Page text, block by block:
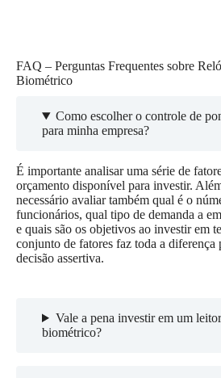
FAQ – Perguntas Frequentes sobre
Biométrico
Como escolher o controle de
para minha empresa?
É importante analisar uma série de
orçamento disponível para investir.
necessário avaliar também qual é o
funcionários, qual tipo de demanda a
e quais são os objetivos ao investir em
conjunto de fatores faz toda a diferença
decisão assertiva.
Vale a pena investir em um
biométrico?